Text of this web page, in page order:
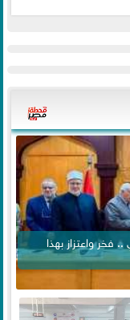
فخر واعتزاز بهذا